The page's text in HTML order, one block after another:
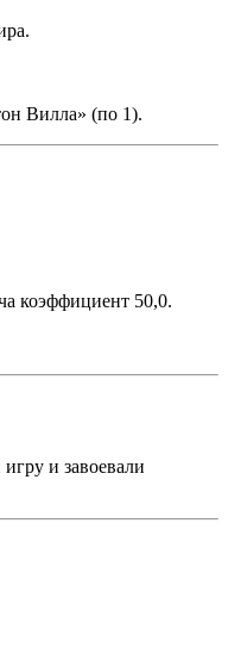
Вилла» (по 1).
коэффициент 50,0.
и завоевали